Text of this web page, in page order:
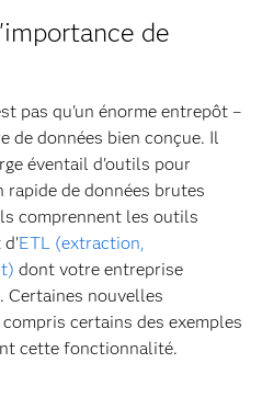
de
pas qu'un énorme entrepôt –
de données bien conçue. Il
éventail d'outils pour
de données brutes
comprennent les outils
d'ETL (extraction,
dont votre entreprise
Certaines nouvelles
certains des exemples
cette fonctionnalité.